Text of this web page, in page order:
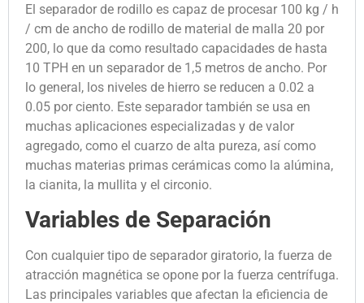
El separador de rodillo es capaz de procesar 100 kg / h
/ cm de ancho de rodillo de material de malla 20 por
200, lo que da como resultado capacidades de hasta
10 TPH en un separador de 1,5 metros de ancho. Por
lo general, los niveles de hierro se reducen a 0.02 a
0.05 por ciento. Este separador también se usa en
muchas aplicaciones especializadas y de valor
agregado, como el cuarzo de alta pureza, así como
muchas materias primas cerámicas como la alúmina,
la cianita, la mullita y el circonio.
Variables de Separación
Con cualquier tipo de separador giratorio, la fuerza de
atracción magnética se opone por la fuerza centrífuga.
Las principales variables que afectan la eficiencia de